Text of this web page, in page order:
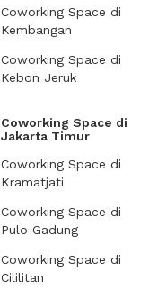
Coworking Space di
Kembangan
Coworking Space di
Kebon Jeruk
Coworking Space di
Jakarta Timur
Coworking Space di
Kramatjati
Coworking Space di
Pulo Gadung
Coworking Space di
Cililitan